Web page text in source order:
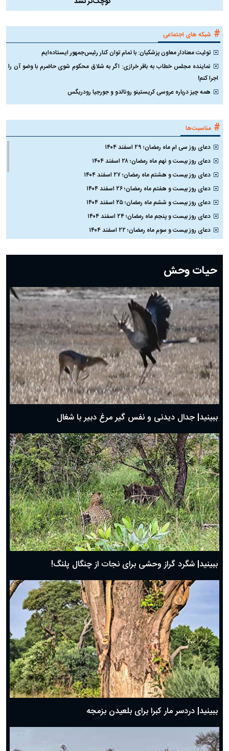
# شبکه های اجتماعی
توئیت معنادار معاون پزشکیان: با تمام توان کنار رئیس‌جمهور ایستاده‌ایم
نماینده مجلس خطاب به باقر خرازی: اگر به شلاق محکوم شوی حاضرم با وضو آن را
اجرا کنم!
همه چیز درباره عروسی کریستینو رونالدو و جورجیا رودریگس
# مناسبت‌ها
دعای روز سی ام ماه رمضان؛ ۲۹ اسفند ۱۴۰۴
دعای روز بیست و نهم ماه رمضان؛ ۲۸ اسفند ۱۴۰۴
دعای روز بیست و هشتم ماه رمضان؛ ۲۷ اسفند ۱۴۰۴
دعای روز بیست و هفتم ماه رمضان؛ ۲۶ اسفند ۱۴۰۴
دعای روز بیست و ششم ماه رمضان؛ ۲۵ اسفند ۱۴۰۴
دعای روز بیست و پنجم ماه رمضان؛ ۲۴ اسفند ۱۴۰۴
دعای روز بیست و سوم ماه رمضان؛ ۲۲ اسفند ۱۴۰۴
دعای روز بیستم ماه رمضان؛ ۱۹ اسفند ۱۴۰۴
دعای روز هشتم ماه مبارک رمضان؛ ۷ اسفند ماه ۱۴۰۴
دعای روز هفتم ماه رمضان؛ ۶ اسفند ۱۴۰۴
دعای روز ششم ماه رمضان؛ ۵ اسفند ۱۴۰۴
دعای روز پنجم ماه رمضان؛ ۴ اسفند ۱۴۰۴
دعای روز چهارم ماه مبارک رمضان؛ ۳ اسفند ۱۴۰۴
دعای روز سوم ماه مبارک رمضان؛ ۱۴ اسفند ۱۴۰۴
دعای روز دوم ماه مبارک رمضان ۱ اسفند ماه ۱۴۰۴
دعای روز اول ماه مبارک رمضان، ۳۰ بهمن ۱۴۰۴
حضرت زینب(س) چگونه از دنیا رفت؟
بهترین پیامک تبریک روز پدر ۱۴۰۴؛ جملات زیبا و صمیمانه
حیات وحش
ببینید| جدال دیدنی و نفس گیر مرغ دبیر با شغال
ببینید| شگرد گراز وحشی برای نجات از چنگال پلنگ!
ببینید| دردسر مار کبرا برای بلعیدن بزمجه